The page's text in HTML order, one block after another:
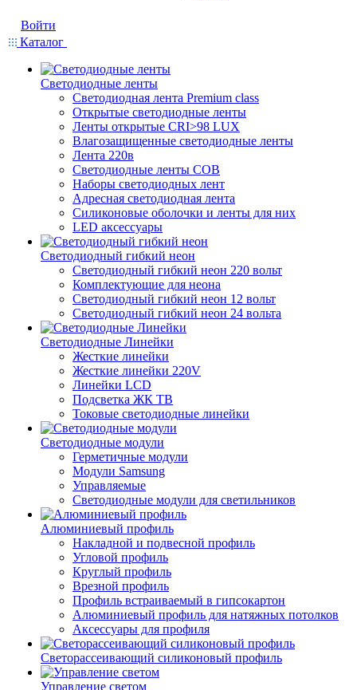
Войти
Каталог
Светодиодные ленты
Светодиодная лента Premium class
Открытые светодиодные ленты
Ленты открытые CRI>98 LUX
Влагозащищенные светодиодные ленты
Лента 220в
Светодиодные ленты COB
Наборы светодиодных лент
Адресная светодиодная лента
Силиконовые оболочки и ленты для них
LED аксессуары
Светодиодный гибкий неон
Светодиодный гибкий неон 220 вольт
Комплектующие для неона
Светодиодный гибкий неон 12 вольт
Светодиодный гибкий неон 24 вольта
Светодиодные Линейки
Жесткие линейки
Жесткие линейки 220V
Линейки LCD
Подсветка ЖК ТВ
Токовые светодиодные линейки
Светодиодные модули
Герметичные модули
Модули Samsung
Управляемые
Светодиодные модули для светильников
Алюминиевый профиль
Накладной и подвесной профиль
Угловой профиль
Круглый профиль
Врезной профиль
Профиль встраиваемый в гипсокартон
Алюминиевый профиль для натяжных потолков
Аксессуары для профиля
Светорассеивающий силиконовый профиль
Управление светом